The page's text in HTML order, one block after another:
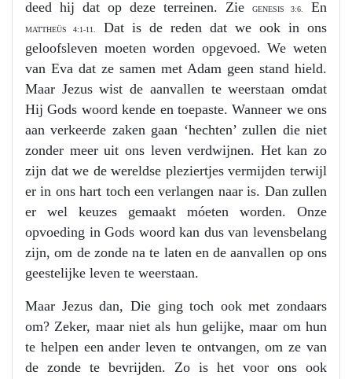
deed hij dat op deze terreinen. Zie
GENESIS 3:6. En
MATTHEÜS 4:1-11.
Dat is de reden dat we ook in ons
geloofsleven moeten worden opgevoed. We weten
van Eva dat ze samen met Adam geen stand hield.
Maar Jezus wist de aanvallen te weerstaan omdat
Hij Gods woord kende en toepaste. Wanneer we ons
aan verkeerde zaken gaan ‘hechten’ zullen die niet
zonder meer uit ons leven verdwijnen. Het kan zo
zijn dat we de wereldse pleziertjes vermijden terwijl
er in ons hart toch een verlangen naar is. Dan zullen
er wel keuzes gemaakt móeten worden. Onze
opvoeding in Gods woord kan dus van levensbelang
zijn, om de zonde na te laten en de aanvallen op ons
geestelijke leven te weerstaan.
Maar Jezus dan, Die ging toch ook met zondaars
om? Zeker, maar niet als hun gelijke, maar om hun
te helpen een ander leven te ontvangen, om ze van
de zonde te bevrijden. Zo is het voor ons ook